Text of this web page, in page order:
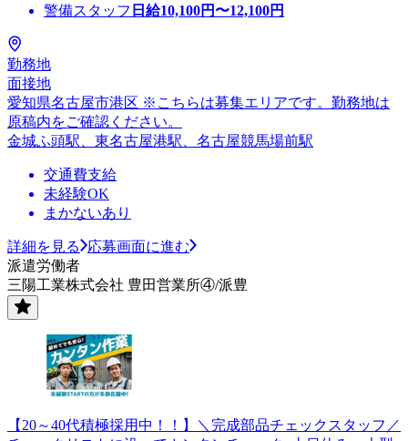
警備スタッフ 日給10,100円〜12,100円
勤務地
面接地
愛知県名古屋市港区 ※こちらは募集エリアです。勤務地は
原稿内をご確認ください。
金城ふ頭駅、東名古屋港駅、名古屋競馬場前駅
交通費支給
未経験OK
まかないあり
詳細を見る
応募画面に進む
派遣労働者
三陽工業株式会社 豊田営業所④/派豊
【20～40代積極採用中！！】＼完成部品チェックスタッフ／